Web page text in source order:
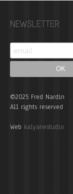
NEWSLETTER
©2025 Fred Nardin
All rights reserved
Web kalyanestudio